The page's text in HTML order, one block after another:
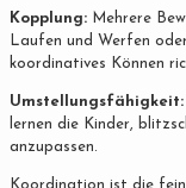
Kopplung: Mehrere
Laufen und Werfen
koordinatives Können
Umstellungsfähigkeit:
lernen die Kinder,
anzupassen.
Koordination ist die